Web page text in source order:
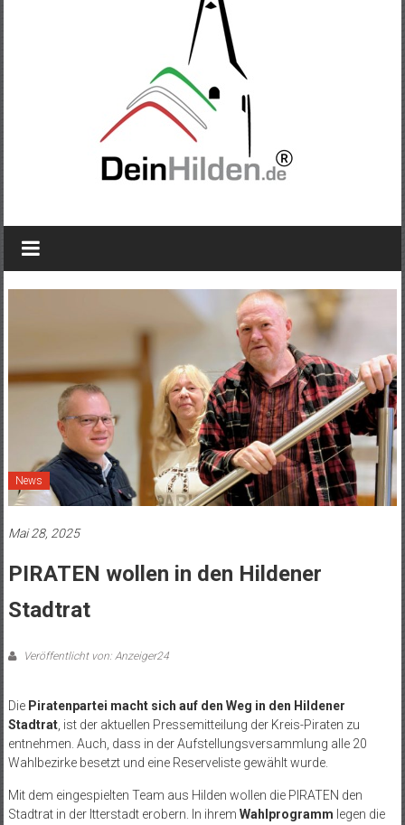
News
Mai 28, 2025
PIRATEN wollen in den Hildener
Stadtrat
Veröffentlicht von: Anzeiger24
Die Piratenpartei macht sich auf den Weg in den Hildener
Stadtrat, ist der aktuellen Pressemitteilung der Kreis-Piraten zu
entnehmen. Auch, dass in der Aufstellungsversammlung alle 20
Wahlbezirke besetzt und eine Reserveliste gewählt wurde.
Mit dem eingespielten Team aus Hilden wollen die PIRATEN den
Stadtrat in der Itterstadt erobern. In ihrem Wahlprogramm legen die